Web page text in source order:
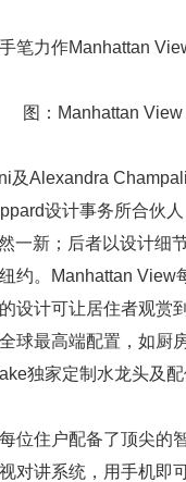
图：Manhattan
Alexandra
设计事务所合伙
一新；后者以设计细
约。Manhattan
设计可让居住者观赏
球最高端配置，如厨
独家定制水龙头及配
住户配备了顶尖的
对讲系统，用手机